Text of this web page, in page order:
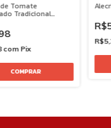
Tomate
Tradicional
com Pix